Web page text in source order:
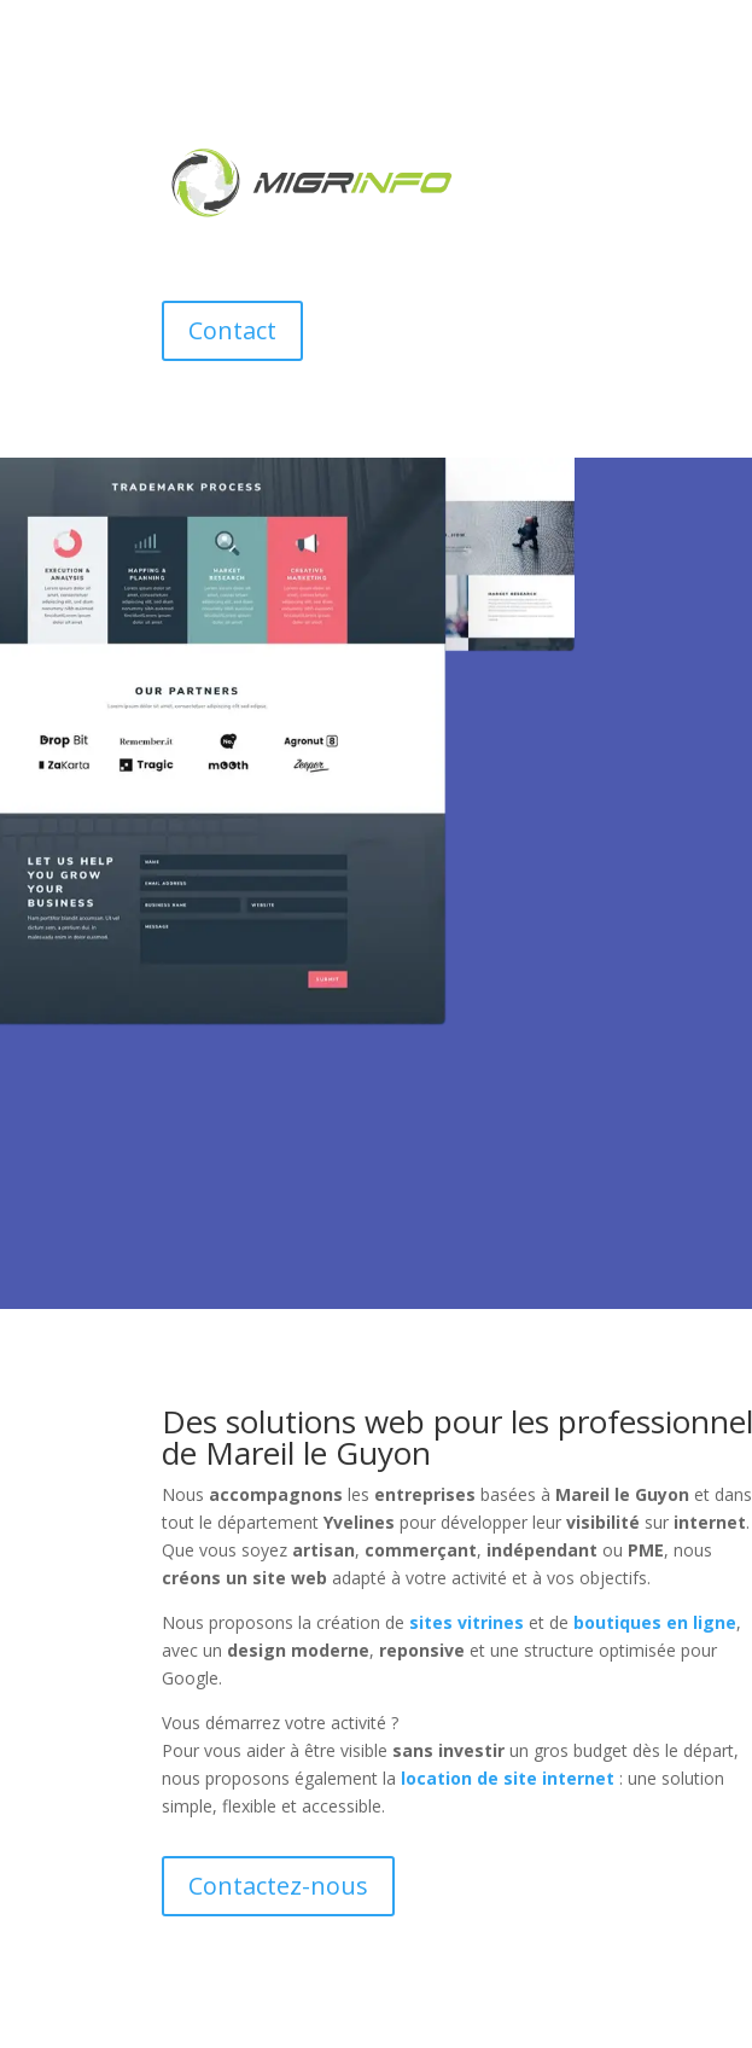
Contact
Création de site internet
Des sites modernes, rapides et optimisés pour attirer des clients
Des solutions web pour les
de Mareil le Guyon
Nous accompagnons les entreprises basées à Mareil le Guyon et dans
tout le département Yvelines pour développer leurvisibilité sur internet.
Que vous soyez artisan, commerçant, indépendant ou PME, nous
créons un site web adapté à votre activité et à vos objectifs.
Nous proposons la création de sites vitrines et de boutiques en ligne,
avec un design moderne, reponsive et une structure optimisée pour
Google.
Vous démarrez votre activité ?
Pour vous aider à être visible sans investir un gros budget dès le départ,
nous proposons également la location de site internet : une solution
simple, flexible et accessible.
Contactez-nous